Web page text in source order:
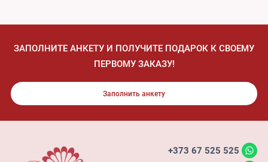
ЗАПОЛНИТЕ АНКЕТУ И ПОЛУЧИТЕ ПОДАРОК К СВОЕМУ
ПЕРВОМУ ЗАКАЗУ!
Заполнить анкету
+373 67 525 525